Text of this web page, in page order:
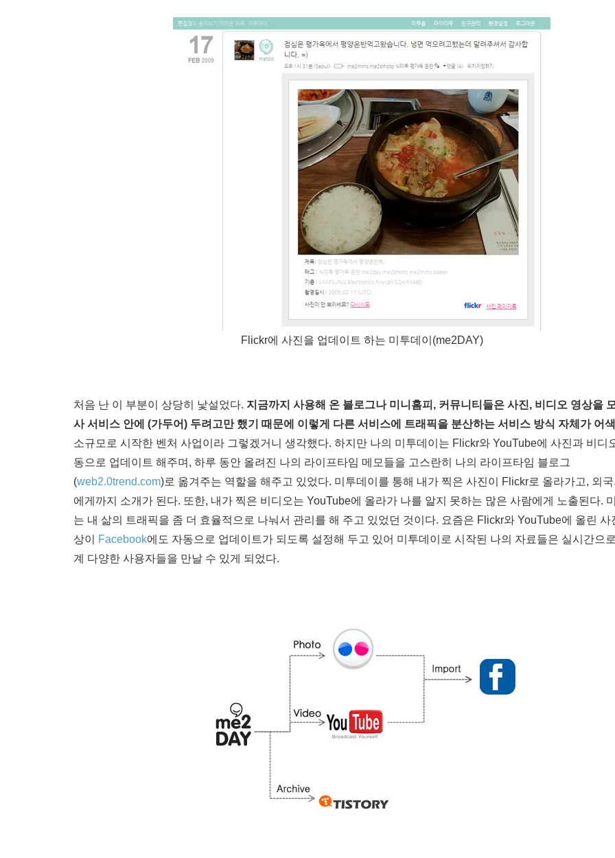
Flickr에 사진을 업데이트 하는 미투데이(me2DAY)
처음 난 이 부분이 상당히 낯설었다. 지금까지 사용해 온 블로그나 미니홈피, 커뮤니티들은 사진, 비디오 영상을
사 서비스 안에 (가두어) 두려고만 했기 때문에 이렇게 다른 서비스에 트래픽을 분산하는 서비스 방식 자체가 어색
소규모로 시작한 벤처 사업이라 그렇겠거니 생각했다. 하지만 나의 미투데이는 Flickr와 YouTube에 사진과 비디
동으로 업데이트 해주며, 하루 동안 올려진 나의 라이프타임 메모들을 고스란히 나의 라이프타임 블로그
(web2.0trend.com)로 옮겨주는 역할을 해주고 있었다. 미투데이를 통해 내가 찍은 사진이 Flickr로 올라가고, 외
에게까지 소개가 된다. 또한, 내가 찍은 비디오는 YouTube에 올라가 나를 알지 못하는 많은 사람에게 노출된다.
는 내 삶의 트래픽을 좀 더 효율적으로 나눠서 관리를 해 주고 있었던 것이다. 요즘은 Flickr와 YouTube에 올린 사
상이
Facebook에도 자동으로 업데이트가 되도록 설정해 두고 있어 미투데이로 시작된 나의 자료들은 실시간으
계 다양한 사용자들을 만날 수 있게 되었다.